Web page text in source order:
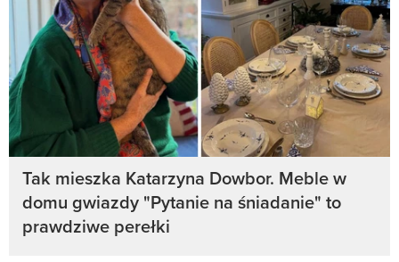
Tak mieszka Katarzyna Dowbor. Meble w
domu gwiazdy "Pytanie na śniadanie" to
prawdziwe perełki